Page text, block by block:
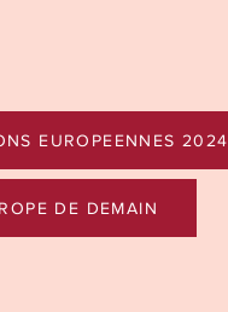
EUROPEENNES 2024
DE DEMAIN